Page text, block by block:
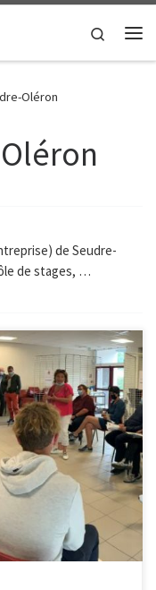
Search
Oléron
de Seudre-
de stages, …
pour les collégiens
Régional
travaille depuis 5
pour la
des
[…]